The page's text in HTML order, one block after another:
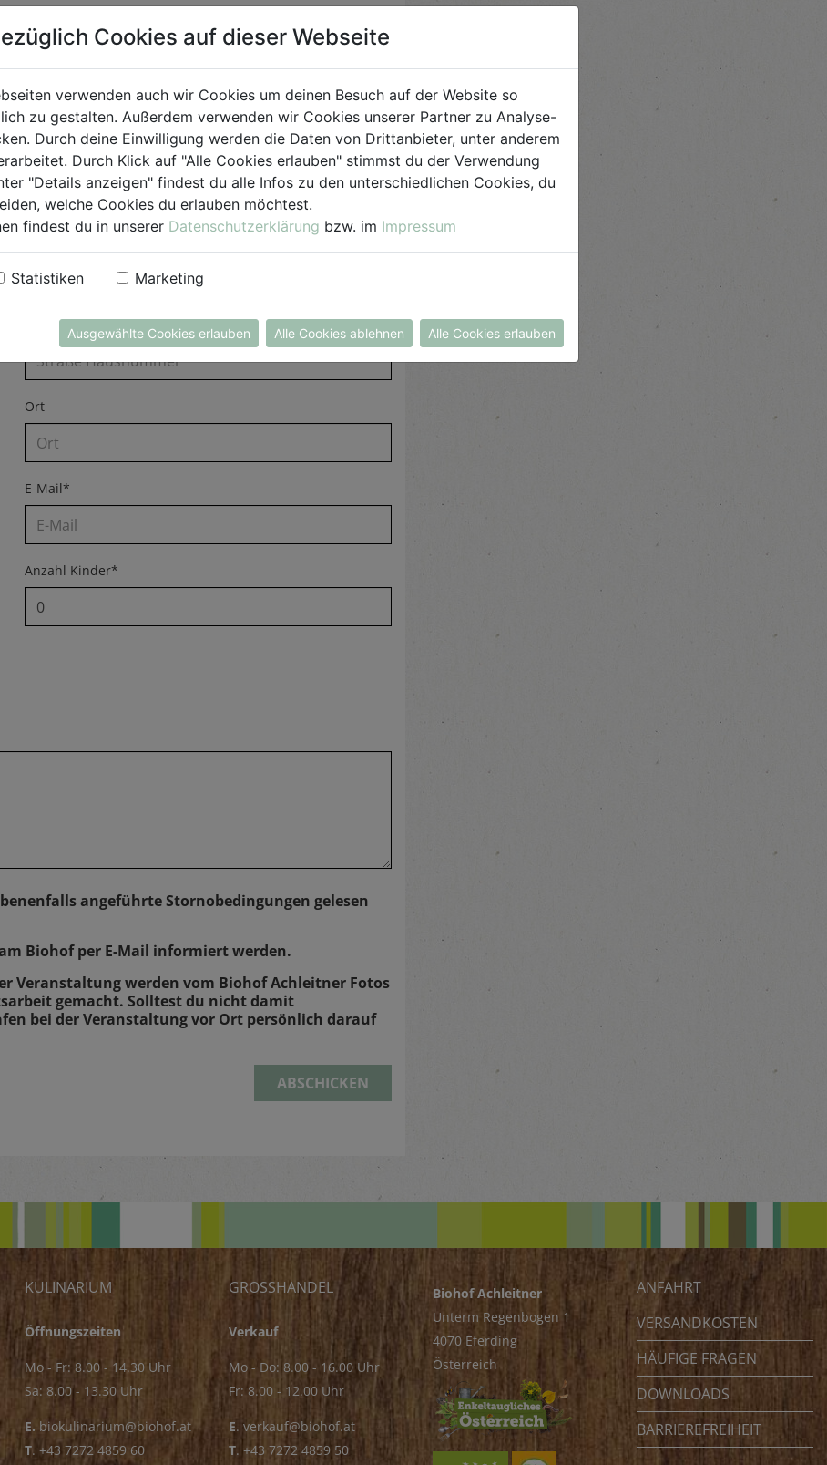
Eferding
oder telefonisch unter 07272/2597-31
Straße Hausnummer
Ort
E-Mail*
Anzahl Kinder*
angeführte Stornobedingungen gelesen
Biohof per E-Mail informiert werden.
Veranstaltung werden vom Biohof Achleitner Fotos
gemacht. Solltest du nicht damit
bei der Veranstaltung vor Ort persönlich darauf
ABSCHICKEN
KULINARIUM
Öffnungszeiten
Mo - Fr: 8.00 - 14.30 Uhr
Sa: 8.00 - 13.30 Uhr
E. biokulinarium@biohof.at
T. +43 7272 4859 60
GROSSHANDEL
Verkauf
Mo - Do: 8.00 - 16.00 Uhr
Fr: 8.00 - 12.00 Uhr
E. verkauf@biohof.at
T. +43 7272 4859 50
Biohof Achleitner
Unterm Regenbogen 1
4070 Eferding
Österreich
ANFAHRT
VERSANDKOSTEN
HÄUFIGE FRAGEN
DOWNLOADS
BARRIEREFREIHEIT
Cookies auf dieser Webseite
verwenden auch wir Cookies um deinen Besuch auf der Website so
zu gestalten. Außerdem verwenden wir Cookies unserer Partner zu Analyse-
Durch deine Einwilligung werden die Daten von Drittanbieter, unter anderem
Durch Klick auf "Alle Cookies erlauben" stimmst du der Verwendung
"Details anzeigen" findest du alle Infos zu den unterschiedlichen Cookies, du
welche Cookies du erlauben möchtest.
findest du in unserer Datenschutzerklärung bzw. im Impressum
Statistiken Marketing
Ausgewählte Cookies erlauben Alle Cookies ablehnen Alle Cookies erlauben